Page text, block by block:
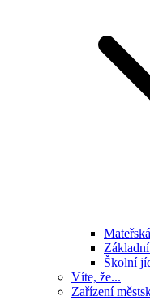
Školní
Víte, že...
Zařízení